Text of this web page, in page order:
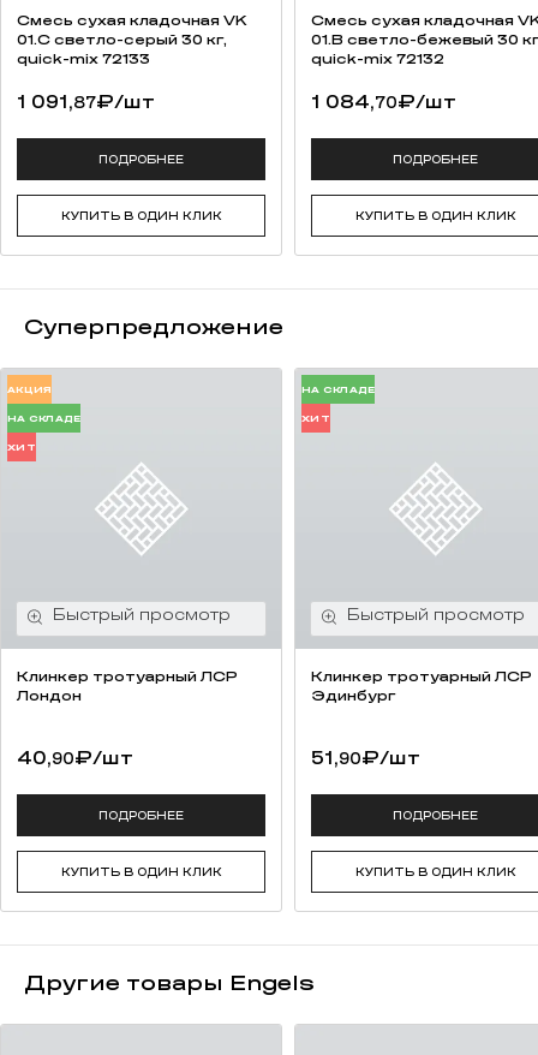
Смесь cухая кладочная VK
01.C светло-серый 30 кг,
quick-mix 72133
1 091,87₽/шт
ПОДРОБНЕЕ
КУПИТЬ В ОДИН КЛИК
Смесь cухая кладочная
01.B светло-бежевый 30
quick-mix 72132
1 084,70₽/шт
ПОДРОБНЕЕ
КУПИТЬ В ОДИН КЛИК
Суперпредложение
АКЦИЯ
НА СКЛАДЕ
ХИТ
Клинкер тротуарный ЛСР
Лондон
40,90₽/шт
ПОДРОБНЕЕ
КУПИТЬ В ОДИН КЛИК
НА СКЛАДЕ
ХИТ
Клинкер тротуарный ЛСР
Эдинбург
51,90₽/шт
ПОДРОБНЕЕ
КУПИТЬ В ОДИН КЛИК
Другие товары Engels